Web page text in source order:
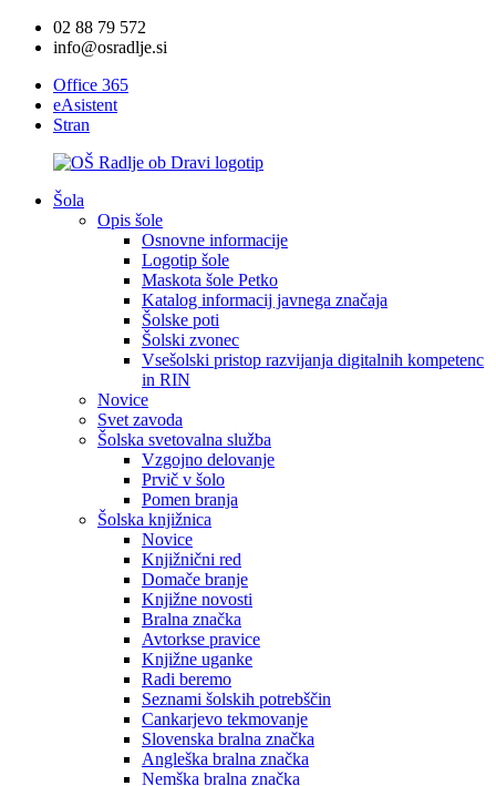
02 88 79 572
info@osradlje.si
Office 365
eAsistent
Stran
Šola
Opis šole
Osnovne informacije
Logotip šole
Maskota šole Petko
Katalog informacij javnega značaja
Šolske poti
Šolski zvonec
Vsešolski pristop razvijanja digitalnih kompetenc
in RIN
Novice
Svet zavoda
Šolska svetovalna služba
Vzgojno delovanje
Prvič v šolo
Pomen branja
Šolska knjižnica
Novice
Knjižnični red
Domače branje
Knjižne novosti
Bralna značka
Avtorkse pravice
Knjižne uganke
Radi beremo
Seznami šolskih potrebščin
Cankarjevo tekmovanje
Slovenska bralna značka
Angleška bralna značka
Nemška bralna značka